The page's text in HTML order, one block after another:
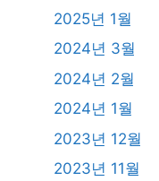
2025년 1월
2024년 3월
2024년 2월
2024년 1월
2023년 12월
2023년 11월